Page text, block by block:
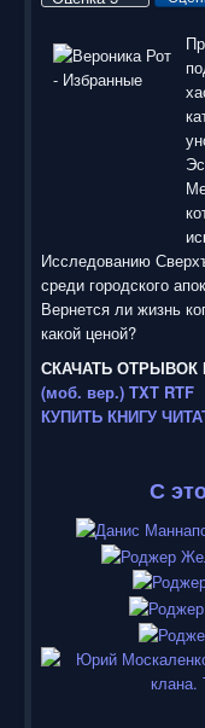
Исследованию
среди городского
Вернется ли жизнь
какой ценой?
СКАЧАТЬ ОТРЫВОК
(моб. вер.) TXT RTF
КУПИТЬ КНИГУ
С